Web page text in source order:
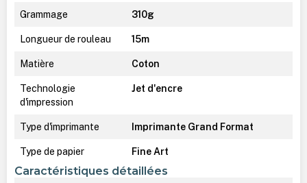
Grammage 310g
Longueur de rouleau 15m
Matière Coton
Technologie
d'impression
Jet d'encre
Type d'imprimante Imprimante Grand Format
Type de papier Fine Art
Caractéristiques détaillées